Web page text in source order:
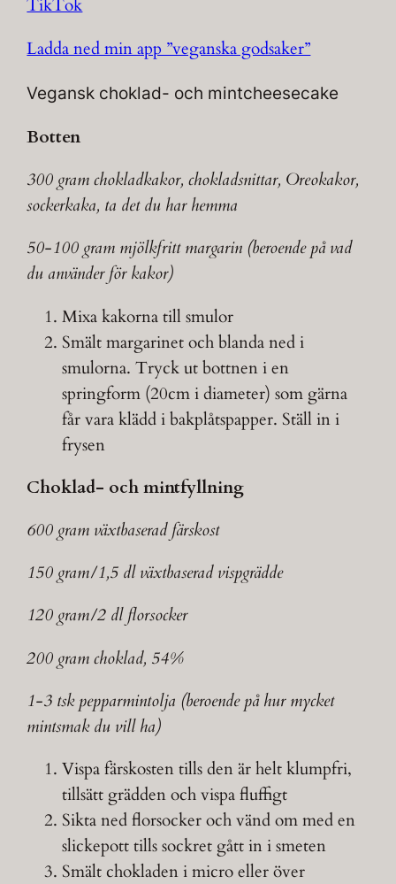
TikTok
Ladda ned min app ”veganska godsaker”
Vegansk choklad- och mintcheesecake
Botten
300 gram chokladkakor, chokladsnittar, Oreokakor,
sockerkaka, ta det du har hemma
50-100 gram mjölkfritt margarin (beroende på vad
du använder för kakor)
Mixa kakorna till smulor
Smält margarinet och blanda ned i
smulorna. Tryck ut bottnen i en
springform (20cm i diameter) som gärna
får vara klädd i bakplåtspapper. Ställ in i
frysen
Choklad- och mintfyllning
600 gram växtbaserad färskost
150 gram/1,5 dl växtbaserad vispgrädde
120 gram/2 dl florsocker
200 gram choklad, 54%
1-3 tsk pepparmintolja (beroende på hur mycket
mintsmak du vill ha)
Vispa färskosten tills den är helt klumpfri,
tillsätt grädden och vispa fluffigt
Sikta ned florsocker och vänd om med en
slickepott tills sockret gått in i smeten
Smält chokladen i micro eller över